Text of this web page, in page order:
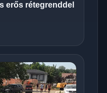
erős rétegrenddel